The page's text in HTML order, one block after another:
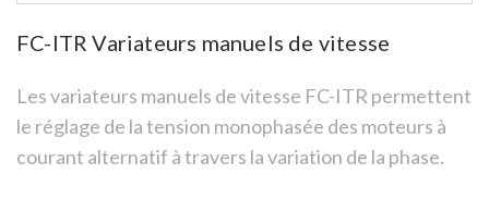
FC-ITR Variateurs manuels de vitesse
Les variateurs manuels de vitesse FC-ITR permettent
le réglage de la tension monophasée des moteurs à
courant alternatif à travers la variation de la phase.